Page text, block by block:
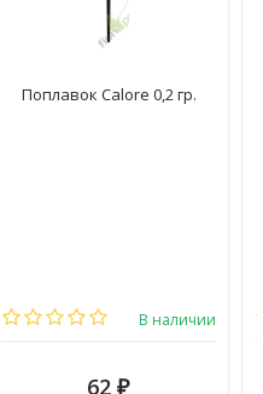
Поплавок Calore 0,2 гр.
В наличии
62 ₽